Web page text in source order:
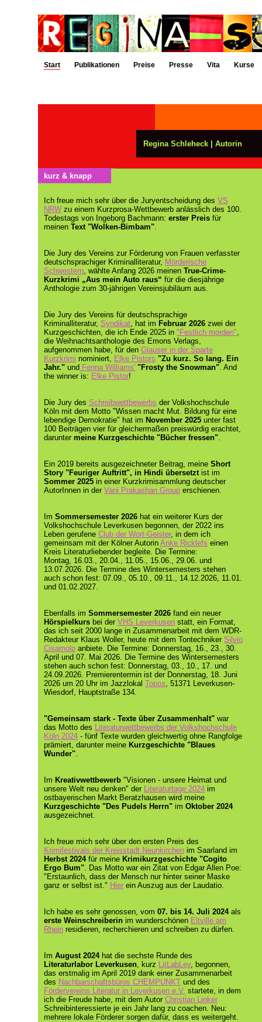
Start Publikationen Preise Presse Vita Kurse
Regina Schleheck | Autorin
kurz & knapp
Ich freue mich sehr über die Juryentscheidung des VS
NRW zu einem Kurzprosa-Wettbewerb anlässlich des 100.
Todestags von Ingeborg Bachmann: erster Preis für
meinen Text "Wolken-Bimbam"
Die Jury des Vereins zur Förderung von Frauen verfasster
deutschsprachiger Kriminalliteratur, Mörderische
Schwestern , wählte Anfang 2026 meinen True-Crime-
Kurzkrimi „Aus mein Auto raus“ für die diesjährige
Anthologie zum 30-jährigen Vereinsjubiläum aus.
Die Jury des Vereins für deutschsprachige
Kriminalliteratur, Syndikat , hat im Februar 2026 zwei der
Kurzgeschichten, die ich Ende 2025 in "Festlich morden"
die Weihnachtsanthologie des Emons Verlags,
aufgenommen habe, für den Glauser in der Sparte
Kurzkrimi nominiert, Elke Pistors "Zu kurz. So lang. Ein
Jahr." und Fenna Williams' "Frosty the Snowman" . And
the winner is: Elke Pistor!
Die Jury des Schreibwettbewerbs der Volkshochschule
Köln mit dem Motto "Wissen macht Mut. Bildung für eine
lebendige Demokratie" hat im November 2025 unter fast
100 Beiträgen vier für gleichermaßen preiswürdig erachtet,
darunter meine Kurzgeschichte "Bücher fressen"
Ein 2019 bereits ausgezeichneter Beitrag, meine Short
Story "Feuriger Auftritt", in Hindi übersetzt ist im
Sommer 2025 in einer Kurzkrimisammlung deutscher
AutorInnen in der Vani Prakashan Group erschienen.
Im Sommersemester 2026 hat ein weiterer Kurs der
Volkshochschule Leverkusen begonnen, der 2022 ins
Leben gerufene Club der Wort-Geister, in dem ich
gemeinsam mit der Kölner Autorin Anke Ricklefs einen
Kreis Literaturliebender begleite. Die Termine:
Montag, 16.03., 20.04., 11.05., 15.06., 29.06. und
13.07.2026. Die Termine des Wintersemesters stehen
auch schon fest: 07.09., 05.10., 09.11., 14.12.2026, 11.01.
und 01.02.2027.
Ebenfalls im Sommersemester 2026 fand ein neuer
Hörspielkurs bei der VHS Leverkusen statt, ein Format,
das ich seit 2000 lange in Zusammenarbeit mit dem WDR-
Redakteur Klaus Woller, heute mit dem Tontechniker Silvio
Cisamolo anbiete. Die Termine: Donnerstag, 16., 23., 30.
April und 07. Mai 2026. Die Termine des Wintersemesters
stehen auch schon fest: Donnerstag, 03., 10., 17. und
24.09.2026. Premierentermin ist der Donnerstag, 18. Juni
2026 um 20 Uhr im Jazzlokal Topos , 51371 Leverkusen-
Wiesdorf, Hauptstraße 134.
"Gemeinsam stark - Texte über Zusammenhalt" war
das Motto des Literaturwettbewerbs der Volkshochschule
Köln 2024 - fünf Texte wurden gleichwertig ohne Rangfolge
prämiert, darunter meine Kurzgeschichte "Blaues
Wunder"
Im Kreativwettbewerb "Visionen - unsere Heimat und
unsere Welt neu denken" der Literaturtage 2024 im
ostbayerischen Markt Beratzhausen wird meine
Kurzgeschichte "Des Pudels Herrn" im Oktober 2024
ausgezeichnet.
Ich freue mich sehr über den ersten Preis des
Krimifestivals der Kreisstadt Neunkirchen im Saarland im
Herbst 2024für meine Krimikurzgeschichte "Cogito
Ergo Bum" . Das Motto war ein Zitat von Edgar Allen Poe:
"Erstaunlich, dass der Mensch nur hinter seiner Maske
ganz er selbst ist." Hier ein Auszug aus der Laudatio.
Ich habe es sehr genossen, vom 07. bis 14. Juli 2024als
erste Weinschreiberin im wunderschönen Eltville am
Rhein residieren, recherchieren und schreiben zu dürfen.
Im August 2024hat die sechste Runde des
Literaturlabor Leverkusen , kurz LitLabLev, begonnen,
das erstmalig im April 2019 dank einer Zusammenarbeit
des Nachbarschaftsbüros CHEMPUNKT und des
Fördervereins Literatur in Leverkusen e.V. startete, in dem
ich die Freude habe, mit dem Autor Christian Linker
Schreibinteressierte je ein Jahr lang zu coachen. Neu:
mehrere lokale Förderer sorgen dafür, dass es weitergeht.